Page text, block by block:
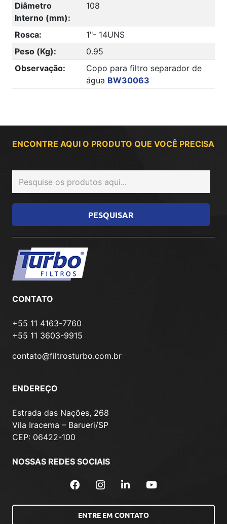
Diâmetro
Interno (mm):
108
Rosca:
1"- 14UNS
Peso (Kg):
0.95
Observação:
Copo para filtro separador de
água BW30063
ENCONTRE AQUI O PRODUTO QUE VOCÊ PRECISA
CONTATO
+55 11 4163-7760
+55 11 3603-9915
contato@filtrosturbo.com.br
ENDEREÇO
Estrada das Nações, 268
Vila Iracema – Barueri/SP
CEP: 06422-100
NOSSAS REDES SOCIAIS
ENTRE EM CONTATO